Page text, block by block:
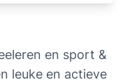
en sport &
leuke en actieve